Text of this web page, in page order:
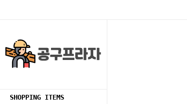
SHOPPING ITEMS